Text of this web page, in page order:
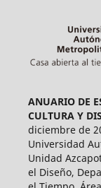
ANUARIO DE
CULTURA Y
diciembre de
Universidad
Unidad
el Diseño,